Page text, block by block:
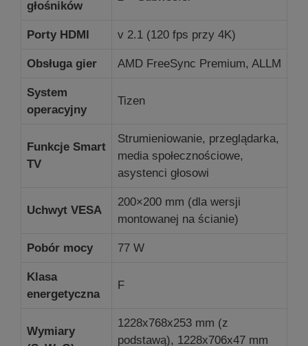
głośników
Porty HDMI v 2.1 (120 fps przy 4K)
Obsługa gier AMD FreeSync Premium, ALLM
System
operacyjny
Tizen
Funkcje Smart
TV
Strumieniowanie, przeglądarka,
media społecznościowe,
asystenci głosowi
Uchwyt VESA
200×200 mm (dla wersji
montowanej na ścianie)
Pobór mocy 77 W
Klasa
energetyczna
F
Wymiary
1228x768x253 mm (z
podstawą), 1228x706x47 mm